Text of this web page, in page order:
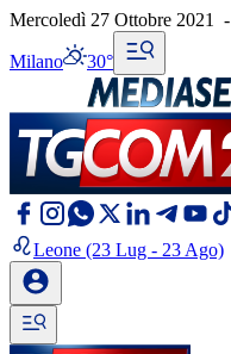
Mercoledì 27 Ottobre 2021 -
Milano 30°
Leone (23 Lug - 23 Ago)